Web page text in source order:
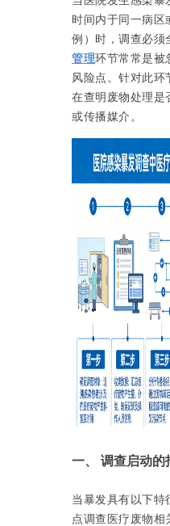
时间内于同一病区
例）时，调查必须
管理环节常常是被
风险点。针对此环
在查明废物处理是
或传播媒介。
一、 调查启动的
当暴发具有以下特
点调查医疗废物相